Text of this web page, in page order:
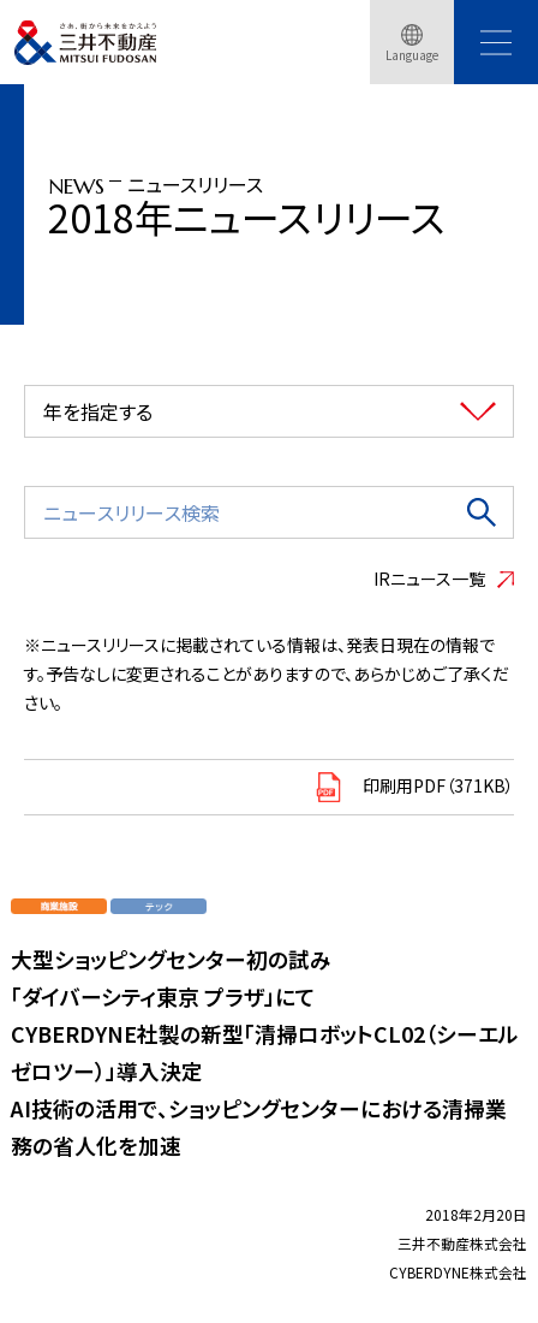
Language
トップページ ニュースリリース
「ダイバーシティ東京 プラザ」CYBERDYNE社製の新型「清掃ロボット・・・
NEWS ニュースリリース
2018年ニュースリリース
年を指定する
IRニュース一覧
※ニュースリリースに掲載されている情報は、発表日現在の情報で
す。予告なしに変更されることがありますので、あらかじめご了承くだ
さい。
印刷用PDF（371KB）
大型ショッピングセンター初の試み
「ダイバーシティ東京 プラザ」にて
CYBERDYNE社製の新型「清掃ロボットCL02（シーエル
ゼロツー）」導入決定
AI技術の活用で、ショッピングセンターにおける清掃業
務の省人化を加速
2018年2月20日
三井不動産株式会社
CYBERDYNE株式会社